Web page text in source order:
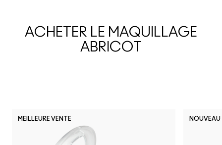
ACHETER LE MAQUILLAGE
ABRICOT
MEILLEURE VENTE NOUVEAU